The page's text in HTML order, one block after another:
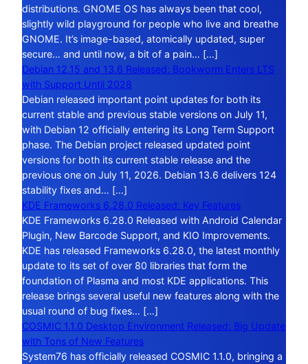
distributions. GNOME OS has always been that cool,
slightly wild playground for people who live and breathe
GNOME. It’s image-based, atomically updated, super
secure… and until now, a bit of a pain… […]
Debian 12.15 and 13.6 Released: Bookworm Enters LTS
with Support Until 2028
Debian released important point updates for both its
current stable and previous stable versions on July 11,
with Debian 12 officially entering its Long Term Support
phase. The Debian project released updated point
versions for both its current stable release and the
previous one on July 11, 2026. Debian 13.6 delivers 124
stability fixes and… […]
KDE Frameworks 6.28.0 Released: Key Features
KDE Frameworks 6.28.0 Released with Android Calendar
Plugin, New Barcode Support, and KIO Improvements.
KDE has released Frameworks 6.28.0, the latest monthly
update to its set of over 80 libraries that form the
foundation of Plasma and most KDE applications. This
release brings several useful new features along with the
usual round of bug fixes… […]
COSMIC 1.1.0 Desktop Environment Released: Big Update
with Tons of New Features
System76 has officially released COSMIC 1.1.0, bringing a